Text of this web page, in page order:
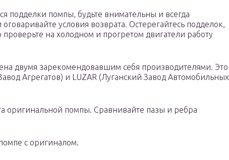
подделки помпы, будьте внимательны и всегда
условия возврата. Остерегайтесь подделок,
проверьте на холодном и прогретом двигатели работу
двумя зарекомендовавшим себя производителями. Это
Агрегатов) и LUZAR (Луганский Завод Автомобильных
оригинальной помпы. Сравнивайте пазы и ребра
с оригиналом.